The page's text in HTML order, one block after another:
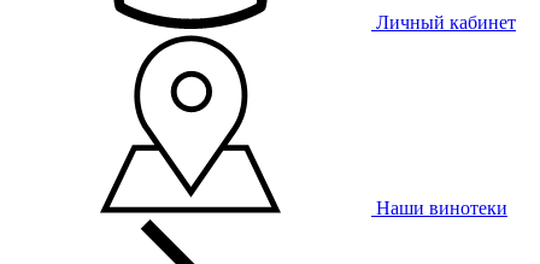
Личный кабинет
Наши винотеки